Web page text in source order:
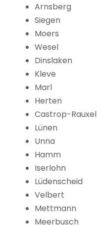
Arnsberg
Siegen
Moers
Wesel
Dinslaken
Kleve
Marl
Herten
Castrop-Rauxel
Lünen
Unna
Hamm
Iserlohn
Lüdenscheid
Velbert
Mettmann
Meerbusch